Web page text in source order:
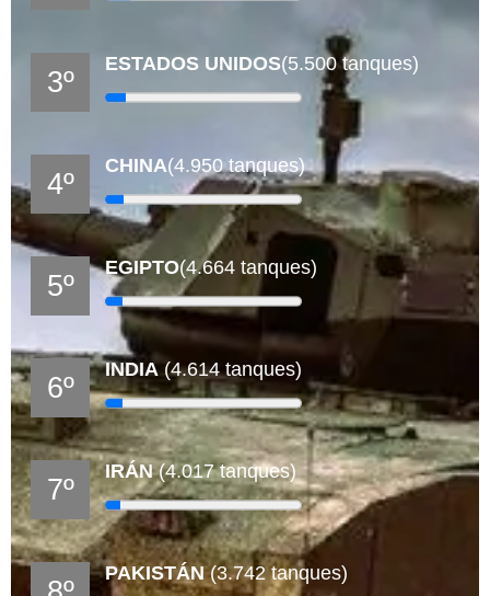
3º
ESTADOS UNIDOS(5.500 tanques)
4º
CHINA(4.950 tanques)
5º
EGIPTO(4.664 tanques)
6º
INDIA(4.614 tanques)
7º
IRÁN(4.017 tanques)
PAKISTÁN(3.742 tanques)